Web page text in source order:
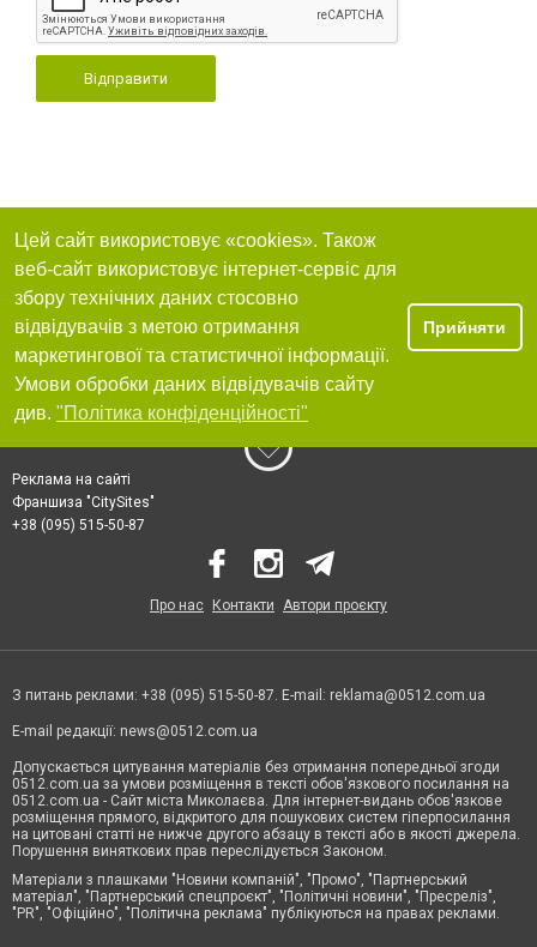
Відправити
Цей сайт використовує «cookies». Також
веб-сайт використовує інтернет-сервіс для
збору технічних даних стосовно
відвідувачів з метою отримання
маркетингової та статистичної інформації.
Умови обробки даних відвідувачів сайту
див. "Політика конфіденційності"
Прийняти
Реклама на сайті
Франшиза "CitySites"
+38 (095) 515-50-87
Про нас Контакти Автори проєкту
З питань реклами: +38 (095) 515-50-87. E-mail: reklama@0512.com.ua
E-mail редакції: news@0512.com.ua
Допускається цитування матеріалів без отримання попередньої згоди
0512.com.ua за умови розміщення в тексті обов'язкового посилання на
0512.com.ua - Сайт міста Миколаєва. Для інтернет-видань обов'язкове
розміщення прямого, відкритого для пошукових систем гіперпосилання
на цитовані статті не нижче другого абзацу в тексті або в якості джерела.
Порушення виняткових прав переслідується Законом.
Матеріали з плашками "Новини компаній", "Промо", "Партнерський
матеріал", "Партнерський спецпроєкт", "Політичні новини", "Пресреліз",
"PR", "Офіційно", "Політична реклама" публікуються на правах реклами.